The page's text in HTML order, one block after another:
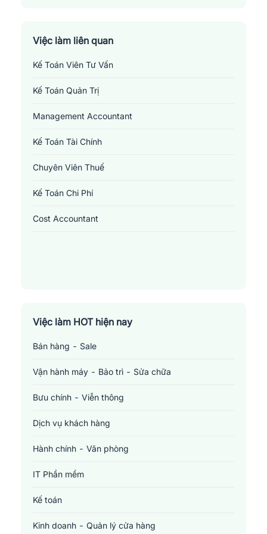
Việc làm liên quan
Kế Toán Viên Tư Vấn
Kế Toán Quản Trị
Management Accountant
Kế Toán Tài Chính
Chuyên Viên Thuế
Kế Toán Chi Phí
Cost Accountant
Việc làm HOT hiện nay
Bán hàng - Sale
Vận hành máy - Bảo trì - Sửa chữa
Bưu chính - Viễn thông
Dịch vụ khách hàng
Hành chính - Văn phòng
IT Phần mềm
Kế toán
Kinh doanh - Quản lý cửa hàng